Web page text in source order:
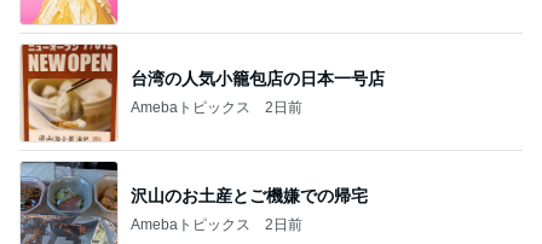
台湾の人気小籠包店の日本一号店
Amebaトピックス 2日前
沢山のお土産とご機嫌での帰宅
Amebaトピックス 2日前